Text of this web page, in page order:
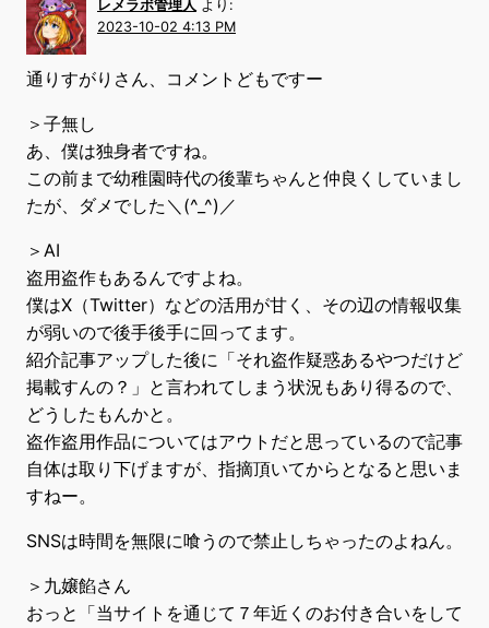
レメラボ管理人 より:
2023-10-02 4:13 PM
通りすがりさん、コメントどもですー
＞子無し
あ、僕は独身者ですね。
この前まで幼稚園時代の後輩ちゃんと仲良くしていまし
たが、ダメでした＼(^_^)／
＞AI
盗用盗作もあるんですよね。
僕はX（Twitter）などの活用が甘く、その辺の情報収集
が弱いので後手後手に回ってます。
紹介記事アップした後に「それ盗作疑惑あるやつだけど
掲載すんの？」と言われてしまう状況もあり得るので、
どうしたもんかと。
盗作盗用作品についてはアウトだと思っているので記事
自体は取り下げますが、指摘頂いてからとなると思いま
すねー。
SNSは時間を無限に喰うので禁止しちゃったのよねん。
＞九嬢餡さん
おっと「当サイトを通じて７年近くのお付き合いをして